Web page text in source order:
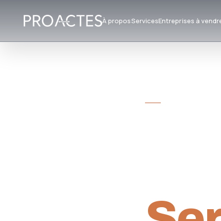
À proposServicesEntreprises à
CABINET DE